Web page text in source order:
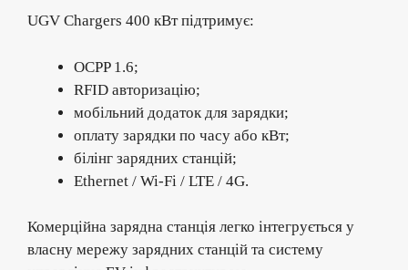
UGV Chargers 400 кВт підтримує:
OCPP 1.6;
RFID авторизацію;
мобільний додаток для зарядки;
оплату зарядки по часу або кВт;
білінг зарядних станцій;
Ethernet / Wi-Fi / LTE / 4G.
Комерційна зарядна станція легко інтегрується у
власну мережу зарядних станцій та систему